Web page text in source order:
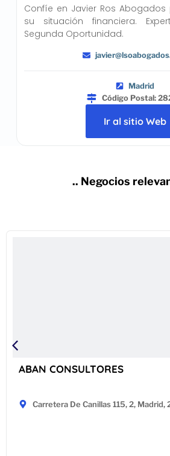
Confíe en Javier Ros
su situación financiera.
Segunda Oportunidad.
Madrid
Código Postal:
Ir al sitio Web
.. Negocios
ABAN CONSULTORES
Carretera De Canillas 115, 2, Madrid,